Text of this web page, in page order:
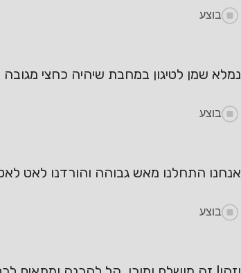
בוצע
נמלא שמן לטיגון במחבת שיהיה כחצי
בוצע
אנחנו התחלנו מאש גבוהה והורדנו לאט לאט, זמן הטיגון
בוצע